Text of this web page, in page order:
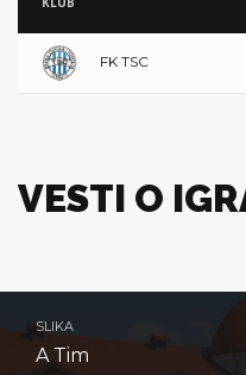
FK TSC
VESTI O
SLIKA
A Tim